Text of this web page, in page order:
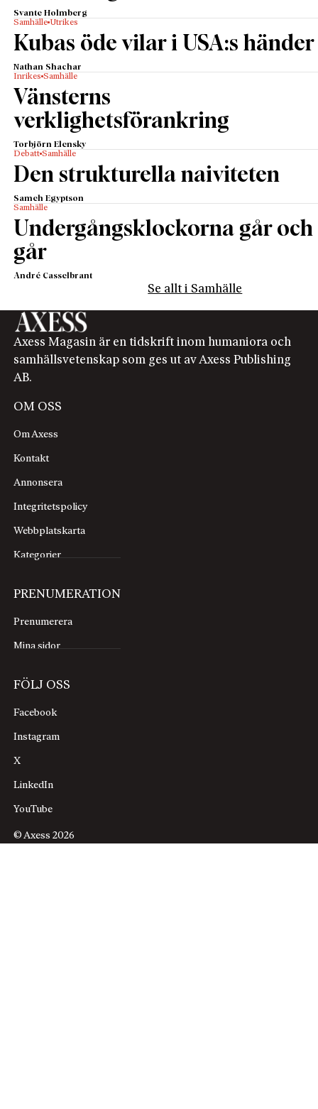
Svante Holmberg
Samhälle Utrikes
Kubas öde vilar i USA:s händer
Nathan Shachar
Inrikes Samhälle
Vänsterns
verklighetsförankring
Torbjörn Elensky
Debatt Samhälle
Den strukturella naiviteten
Sameh Egyptson
Samhälle
Undergångsklockorna går och
går
André Casselbrant
Se allt i Samhälle
Axess Magasin är en tidskrift inom humaniora och
samhällsvetenskap som ges ut av Axess Publishing
AB.
OM OSS
Om Axess
Kontakt
Annonsera
Integritetspolicy
Webbplatskarta
Kategorier
PRENUMERATION
Prenumerera
Mina sidor
FÖLJ OSS
Facebook
Instagram
X
LinkedIn
YouTube
© Axess 2026